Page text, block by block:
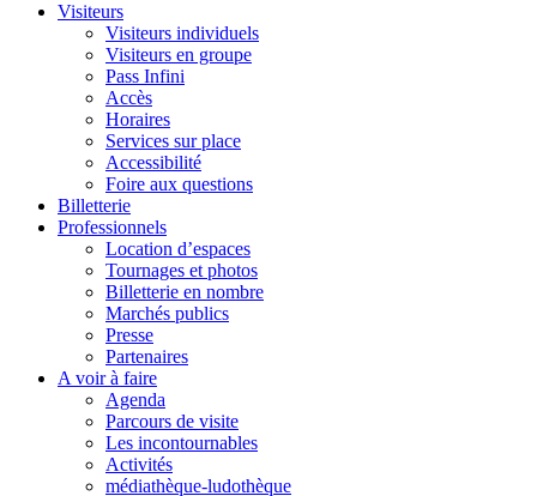
Visiteurs
Visiteurs individuels
Visiteurs en groupe
Pass Infini
Accès
Horaires
Services sur place
Accessibilité
Foire aux questions
Billetterie
Professionnels
Location d’espaces
Tournages et photos
Billetterie en nombre
Marchés publics
Presse
Partenaires
A voir à faire
Agenda
Parcours de visite
Les incontournables
Activités
médiathèque-ludothèque